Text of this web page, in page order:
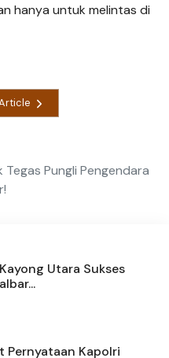
hanya untuk melintas di
Pungli Pengendara
Utara Sukses
Pernyataan Kapolri